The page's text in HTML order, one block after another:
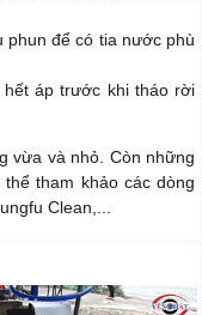
phun để có tia nước phù
áp trước khi tháo rời
vừa và nhỏ. Còn những
tham khảo các dòng
Clean,...